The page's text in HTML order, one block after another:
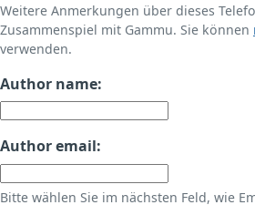
Weitere Anmerkungen über dieses
Zusammenspiel mit Gammu. Sie können
verwenden.
Author name:
Author email:
Bitte wählen Sie im nächsten Feld, wie